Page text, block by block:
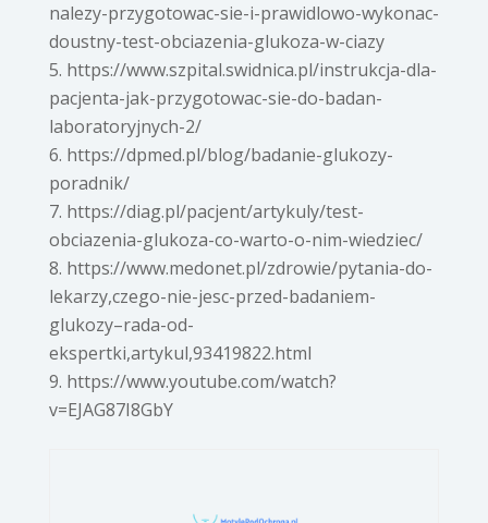
nalezy-przygotowac-sie-i-prawidlowo-wykonac-
doustny-test-obciazenia-glukoza-w-ciazy
https://www.szpital.swidnica.pl/instrukcja-dla-
pacjenta-jak-przygotowac-sie-do-badan-
laboratoryjnych-2/
https://dpmed.pl/blog/badanie-glukozy-
poradnik/
https://diag.pl/pacjent/artykuly/test-
obciazenia-glukoza-co-warto-o-nim-wiedziec/
https://www.medonet.pl/zdrowie/pytania-do-
lekarzy,czego-nie-jesc-przed-badaniem-
glukozy–rada-od-
ekspertki,artykul,93419822.html
https://www.youtube.com/watch?
v=EJAG87I8GbY